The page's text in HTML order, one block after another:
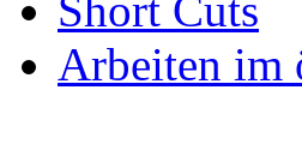
Arbeiten im